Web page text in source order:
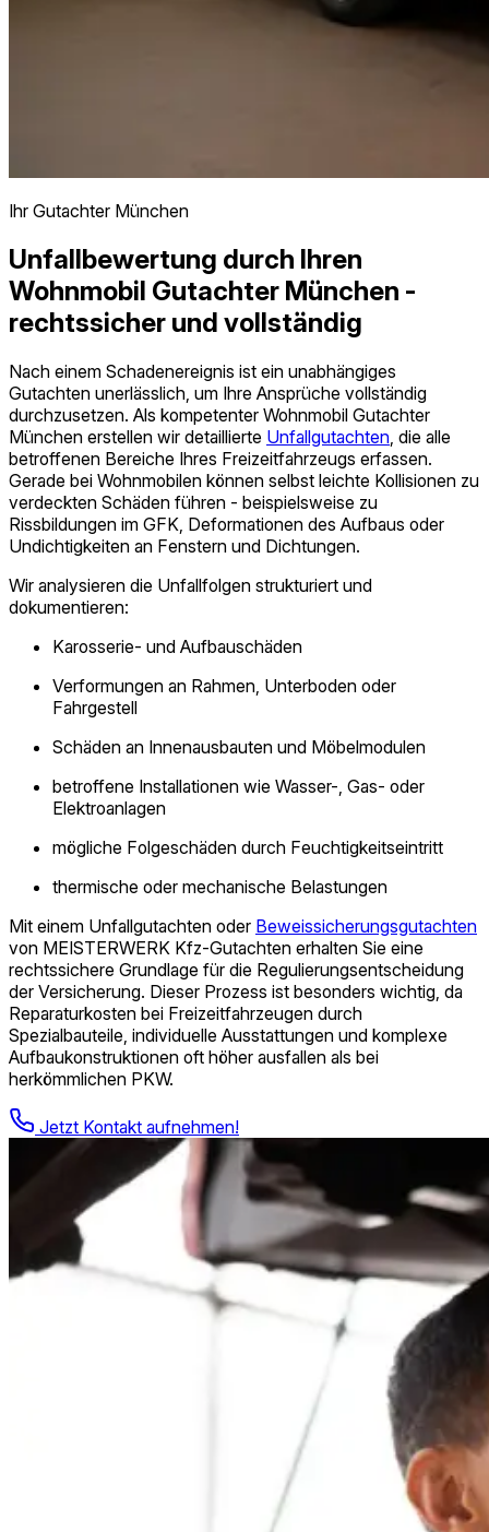
Ihr Gutachter München
Unfallbewertung durch Ihren
Wohnmobil Gutachter München -
rechtssicher und vollständig
Nach einem Schadenereignis ist ein unabhängiges
Gutachten unerlässlich, um Ihre Ansprüche vollständig
durchzusetzen. Als kompetenter Wohnmobil Gutachter
München erstellen wir detaillierte Unfallgutachten , die alle
betroffenen Bereiche Ihres Freizeitfahrzeugs erfassen.
Gerade bei Wohnmobilen können selbst leichte Kollisionen zu
verdeckten Schäden führen - beispielsweise zu
Rissbildungen im GFK, Deformationen des Aufbaus oder
Undichtigkeiten an Fenstern und Dichtungen.
Wir analysieren die Unfallfolgen strukturiert und
dokumentieren:
Karosserie- und Aufbauschäden
Verformungen an Rahmen, Unterboden oder
Fahrgestell
Schäden an Innenausbauten und Möbelmodulen
betroffene Installationen wie Wasser-, Gas- oder
Elektroanlagen
mögliche Folgeschäden durch Feuchtigkeitseintritt
thermische oder mechanische Belastungen
Mit einem Unfallgutachten oder Beweissicherungs­gutachten
von MEISTERWERK Kfz-Gutachten erhalten Sie eine
rechtssichere Grundlage für die Regulierungsentscheidung
der Versicherung. Dieser Prozess ist besonders wichtig, da
Reparaturkosten bei Freizeitfahrzeugen durch
Spezialbauteile, individuelle Ausstattungen und komplexe
Aufbaukonstruktionen oft höher ausfallen als bei
herkömmlichen PKW.
Jetzt Kontakt aufnehmen!